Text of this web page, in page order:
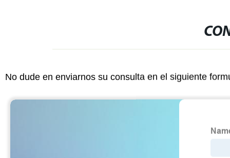
No dude en enviarnos su consulta en el siguiente